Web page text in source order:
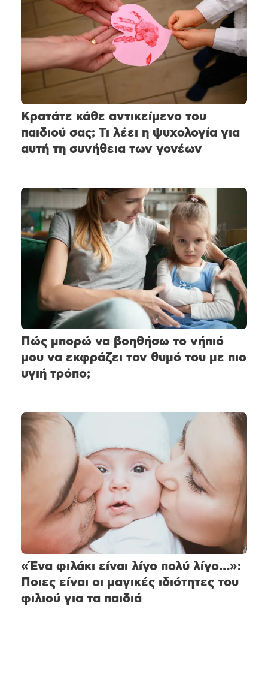
Κρατάτε κάθε αντικείμενο του
παιδιού σας; Τι λέει η ψυχολογία για
αυτή τη συνήθεια των γονέων
Πώς μπορώ να βοηθήσω το νήπιό
μου να εκφράζει τον θυμό του με πιο
υγιή τρόπο;
«Ένα φιλάκι είναι λίγο πολύ λίγο…»:
Ποιες είναι οι μαγικές ιδιότητες του
φιλιού για τα παιδιά